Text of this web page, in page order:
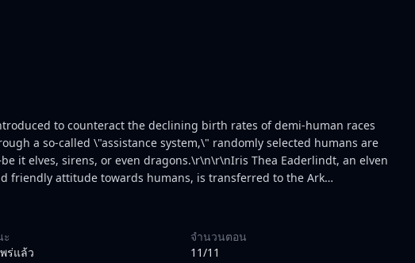
to counteract the declining birth rates of demi-human races
a so-called \"assistance system,\" randomly selected humans are
it elves, sirens, or even dragons.\r\n\r\nIris Thea Eaderlindt, an elven
friendly attitude towards humans, is transferred to the Ark
teacher has been selected as her mating partner. Anxious yet
of her race, she starts partaking in sexual activities with him. To
were orcs, well known for their extraordinary sexual
join the class and find out about their teacher's \"side job,\" it
ะ
ร่แล้ว
จำนวนตอน
11/11